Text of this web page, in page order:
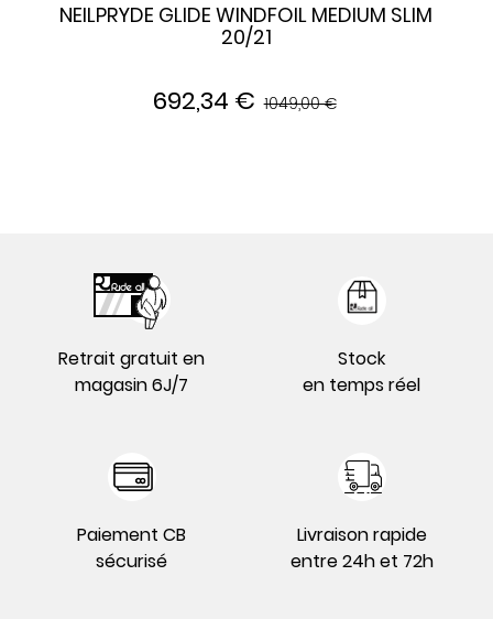
NEILPRYDE GLIDE WINDFOIL MEDIUM SLIM
20/21
692,34 € 1049,00 €
Retrait gratuit en
magasin 6J/7
Stock
en temps réel
Paiement CB
sécurisé
Livraison rapide
entre 24h et 72h